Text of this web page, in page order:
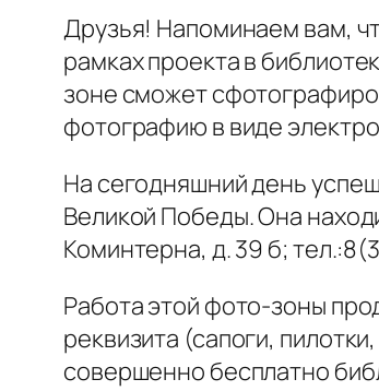
Друзья! Напоминаем вам,
рамках проекта в
зоне сможет
фотографию в виде
На сегодняшний день
Великой Победы. Она
Коминтерна, д. 39 б;
Работа этой фото-зоны
реквизита (сапоги,
совершенно бесплатно